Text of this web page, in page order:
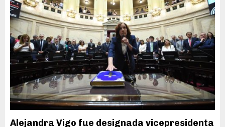
Alejandra Vigo fue designada vicepresidenta